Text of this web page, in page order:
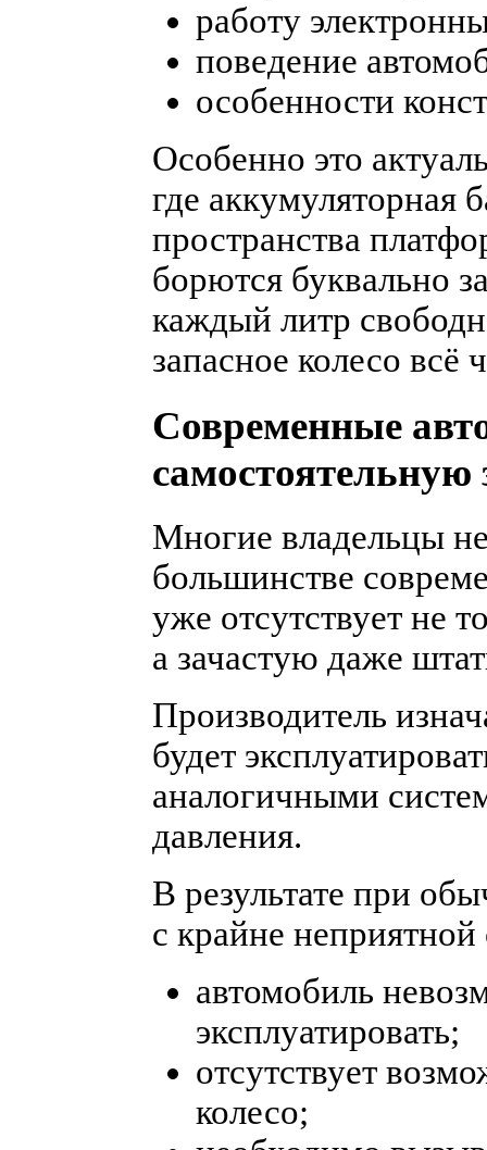
работу
поведение
особенности
Особенно это
где аккумуляторная
пространства
борются буквально
каждый литр
запасное колесо всё
Современные
самостоятельную
Многие владельцы
большинстве
уже отсутствует не
а зачастую даже
Производитель
будет
аналогичными
давления.
В результате при
с крайне
автомобиль
эксплуатировать;
отсутствует
колесо;